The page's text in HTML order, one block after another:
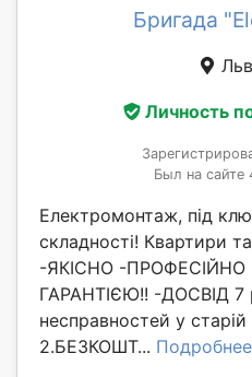
Бригада
Личность
Был на сайте
Електромонтаж, під
складності! Квартири
-ЯКІСНО -
ГАРАНТІЄЮ!! -ДОСВІД 7
несправностей у
2.БЕЗКОШТ... Подробнее